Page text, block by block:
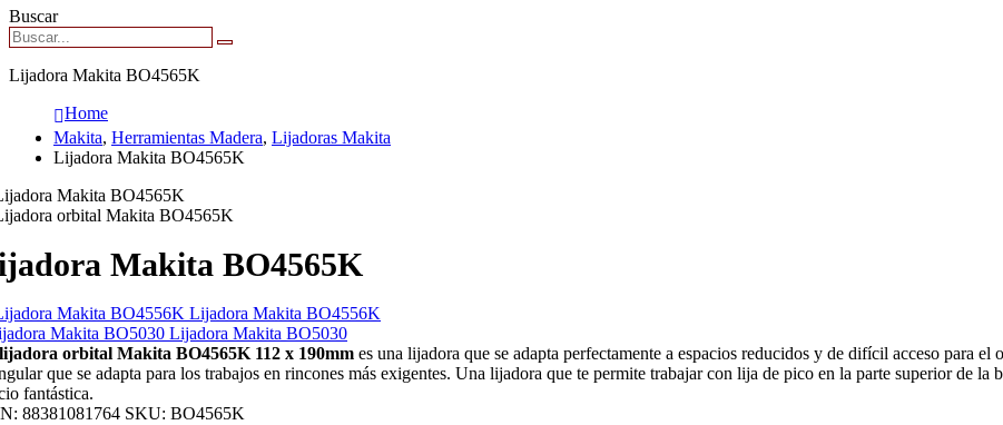
Buscar
Lijadora Makita BO4565K
Home
Makita, Herramientas Madera, Lijadoras Makita
Lijadora Makita BO4565K
Makita BO4565K
Lijadora Makita BO4556K
Lijadora Makita BO5030
lijadora orbital Makita BO4565K 112 x 190mm es una lijadora que se adapta perfectamente a espacios reducidos y de difícil acceso para el
que se adapta para los trabajos en rincones más exigentes. Una lijadora que te permite trabajar con lija de pico en la parte superior de la
fantástica.
88381081764 SKU: BO4565K